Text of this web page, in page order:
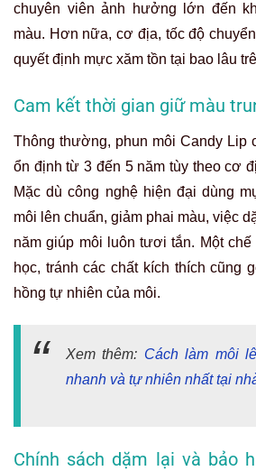
chuyên viên ảnh hưởng lớn đến
màu. Hơn nữa, cơ địa, tốc độ
quyết định mực xăm tồn tại bao lâu
Cam kết thời gian giữ màu
Thông thường, phun môi Candy Lip
ổn định từ 3 đến 5 năm tùy theo cơ
Mặc dù công nghệ hiện đại dùng
môi lên chuẩn, giảm phai màu, việc
năm giúp môi luôn tươi tắn. Một
học, tránh các chất kích thích cũng
hồng tự nhiên của môi.
Xem thêm: Cách làm môi
nhanh và tự nhiên nhất tại
Chính sách dặm lại và bảo